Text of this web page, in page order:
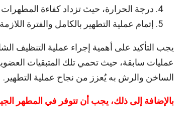
درجة الحرارة، حيث تزداد كفاءة
إتمام عملية التطهير بالكامل والفترة اللازمة
يجب التأكيد على أهمية إجراء عملية التنظيف
عمليات سابقة، حيث تحمي تلك المتبقيات
الساخن والرش به يُعزز من نجاح عملية التطهير.
بالإضافة إلى ذلك، يجب أن تتوفر في المطهر